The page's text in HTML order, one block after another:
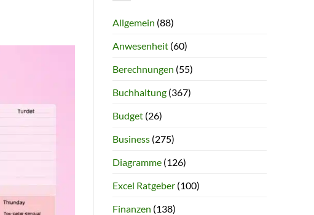
Allgemein (88)
Anwesenheit(60)
Berechnungen (55)
Buchhaltung(367)
Budget(26)
Business(275)
Diagramme(126)
Excel Ratgeber(100)
Finanzen (138)